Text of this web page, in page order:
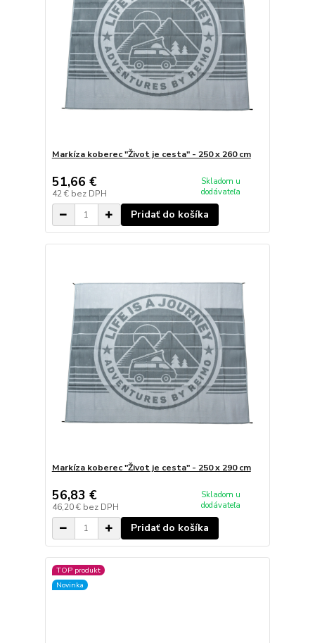
Markíza koberec "Život je cesta" - 250 x 260 cm
51,66 €
42 € bez DPH
Skladom u
dodávateľa
Pridať do košíka
Markíza koberec "Život je cesta" - 250 x 290 cm
56,83 €
46,20 € bez DPH
Skladom u
dodávateľa
Pridať do košíka
TOP produkt
Novinka